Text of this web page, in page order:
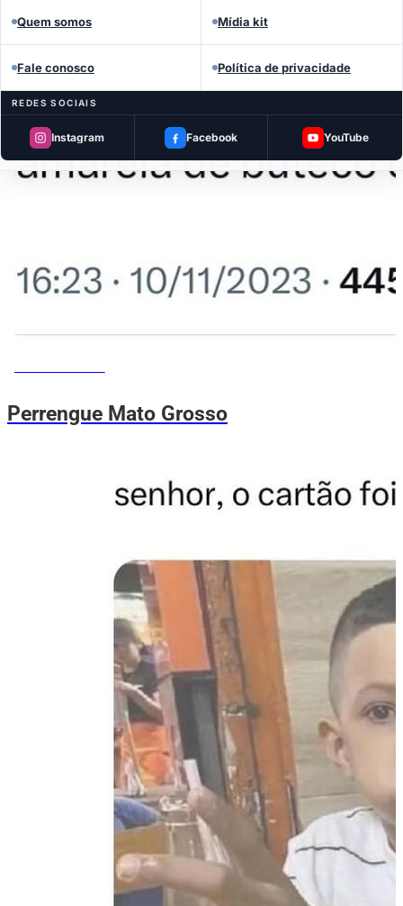
Quem somos Mídia kit
Fale conosco Política de privacidade
REDES SOCIAIS
Instagram Facebook YouTube
Perrengue Mato Grosso